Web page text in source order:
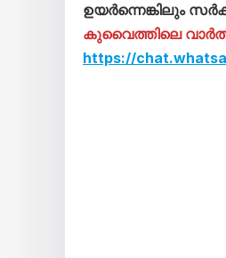
ഉയർന്നെങ്കിലും
കുവൈത്തിലെ
https://